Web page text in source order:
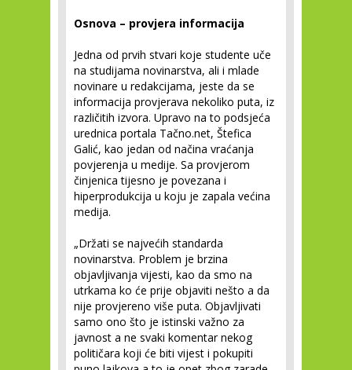
Osnova – provjera informacija
Jedna od prvih stvari koje studente uče
na studijama novinarstva, ali i mlade
novinare u redakcijama, jeste da se
informacija provjerava nekoliko puta, iz
različitih izvora. Upravo na to podsjeća
urednica portala Tačno.net, Štefica
Galić, kao jedan od načina vraćanja
povjerenja u medije. Sa provjerom
činjenica tijesno je povezana i
hiperprodukcija u koju je zapala većina
medija.
„Držati se najvećih standarda
novinarstva. Problem je brzina
objavljivanja vijesti, kao da smo na
utrkama ko će prije objaviti nešto a da
nije provjereno više puta. Objavljivati
samo ono što je istinski važno za
javnost a ne svaki komentar nekog
političara koji će biti vijest i pokupiti